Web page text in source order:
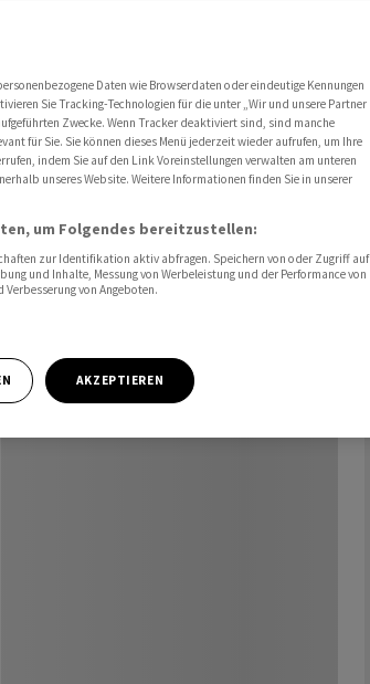
Daten wie Browserdaten oder eindeutige Kennungen
Sie Tracking-Technologien für die unter „Wir und unsere Partner
Zwecke. Wenn Tracker deaktiviert sind, sind manche
für Sie. Sie können dieses Menü jederzeit wieder aufrufen, um Ihre
indem Sie auf den Link Voreinstellungen verwalten am unteren
unseres Website. Weitere Informationen finden Sie in unserer
um Folgendes bereitzustellen:
zur Identifikation aktiv abfragen. Speichern von oder Zugriff auf
und Inhalte, Messung von Werbeleistung und der Performance von
von Angeboten.
AKZEPTIEREN